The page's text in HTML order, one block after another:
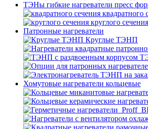
ТЭНы гибкие нагреватели пресс
квадратного
круглого сечения
Патронные нагреватели
Круглые ТЭНП
Хомутовые нагреватели кольцевые